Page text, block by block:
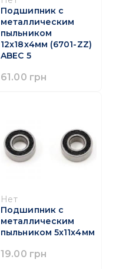
Подшипник с
металлическим
пыльником
12x18x4мм (6701-ZZ)
ABEC 5
61.00 грн
Нет
Подшипник с
металлическим
пыльником 5x11x4мм
19.00 грн